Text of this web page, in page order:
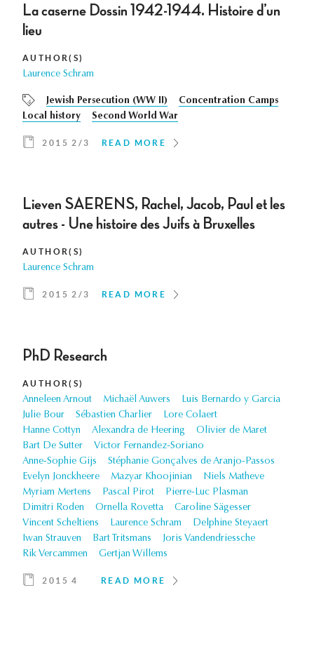
La caserne Dossin 1942-1944. Histoire d’un
lieu
AUTHOR(S)
Laurence Schram
Jewish Persecution (WW II)
Concentration Camps
Local history
Second World War
2015 2/3 READ MORE
Lieven SAERENS, Rachel, Jacob, Paul et les
autres - Une histoire des Juifs à Bruxelles
AUTHOR(S)
Laurence Schram
2015 2/3 READ MORE
PhD Research
AUTHOR(S)
Anneleen Arnout Michaël Auwers
Luis Bernardo y Garcia
Julie Bour
Sébastien Charlier
Lore Colaert
Hanne Cottyn
Alexandra de Heering
Olivier de Maret
Bart De Sutter
Victor Fernandez-Soriano
Anne-Sophie Gijs
Stéphanie Gonçalves de Aranjo-Passos
Evelyn Jonckheere
Mazyar Khoojinian
Niels Matheve
Myriam Mertens
Pascal Pirot
Pierre-Luc Plasman
Dimitri Roden
Ornella Rovetta
Caroline Sägesser
Vincent Scheltiens
Laurence Schram
Delphine Steyaert
Iwan Strauven
Bart Tritsmans
Joris Vandendriessche
Rik Vercammen
Gertjan Willems
2015 4 READ MORE